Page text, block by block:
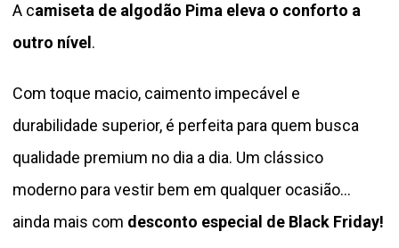
A camiseta de algodão Pima eleva o conforto a
outro nível .
Com toque macio, caimento impecável e
durabilidade superior, é perfeita para quem busca
qualidade premium no dia a dia. Um clássico
moderno para vestir bem em qualquer ocasião…
ainda mais com desconto especial de Black Friday!